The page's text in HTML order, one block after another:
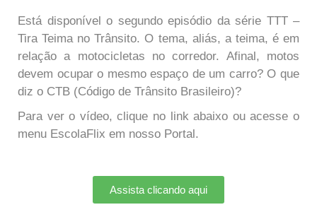
Está disponível o segundo episódio da série TTT –
Tira Teima no Trânsito. O tema, aliás, a teima, é em
relação a motocicletas no corredor. Afinal, motos
devem ocupar o mesmo espaço de um carro? O que
diz o CTB (Código de Trânsito Brasileiro)?
Para ver o vídeo, clique no link abaixo ou acesse o
menu EscolaFlix em nosso Portal.
Assista clicando aqui